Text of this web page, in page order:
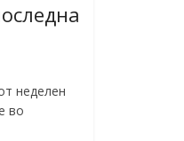
неделен
во